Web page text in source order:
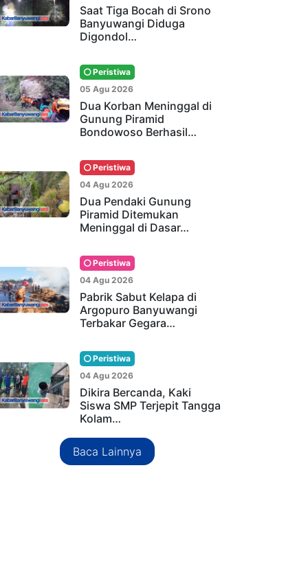
Saat Tiga Bocah di Srono
Banyuwangi Diduga
Digondol…
Peristiwa
05 Agu 2026
Dua Korban Meninggal di
Gunung Piramid
Bondowoso Berhasil…
Peristiwa
04 Agu 2026
Dua Pendaki Gunung
Piramid Ditemukan
Meninggal di Dasar…
Peristiwa
04 Agu 2026
Pabrik Sabut Kelapa di
Argopuro Banyuwangi
Terbakar Gegara…
Peristiwa
04 Agu 2026
Dikira Bercanda, Kaki
Siswa SMP Terjepit Tangga
Kolam…
Baca Lainnya